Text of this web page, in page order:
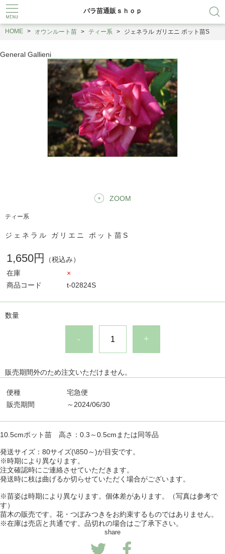
バラ苗通販ｓｈｏｐ
HOME オウンルート苗 ティー系 ジェネラル ガリエニ ポット苗S
General Gallieni
ZOOM
ティー系
ジェネラル ガリエニ ポット苗S
1,650円
（税込み）
在庫
×
商品コード
t-02824S
数量
- +
販売期間外のため注文いただけません。
便種
宅急便
販売期間
～2024/06/30
10.5cmポット苗 高さ：0.3～0.5cmまたは同等品
発送サイズ：80サイズ(\850～)が目安です。
※時期により異なります。
注文確認時にご連絡させていただきます。
発送時に枝は曲げるか切らせていただく場合がございます。
※苗姿は時期により異なります。個体差があります。（写真は参考で
す）
苗木の販売です。花・つぼみつきをお約束するものではありません。
※在庫は売店と共通です。品切れの場合はご了承下さい。
share